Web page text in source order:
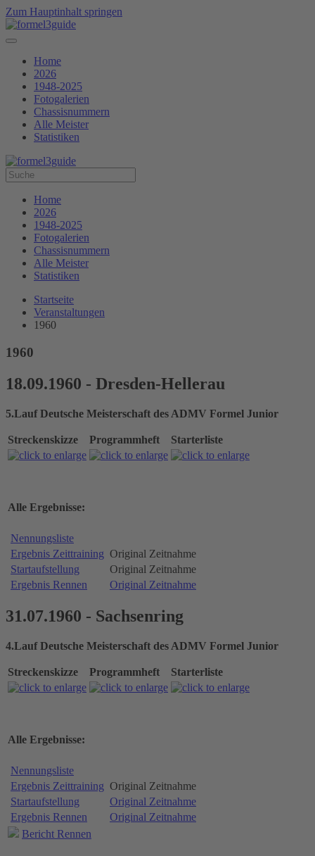
Zum Hauptinhalt springen
Home
2026
1948-2025
Fotogalerien
Chassisnummern
Alle Meister
Statistiken
Home
2026
1948-2025
Fotogalerien
Chassisnummern
Alle Meister
Statistiken
Startseite
Veranstaltungen
1960
1960
18.09.1960 - Dresden-Hellerau
5.Lauf Deutsche Meisterschaft des ADMV Formel Junior
Streckenskizze Programmheft Starterliste
Alle Ergebnisse:
Nennungsliste
Ergebnis Zeittraining Original Zeitnahme
Startaufstellung
Original Zeitnahme
Ergebnis Rennen
Original Zeitnahme
31.07.1960 - Sachsenring
4.Lauf Deutsche Meisterschaft des ADMV Formel Junior
Streckenskizze Programmheft Starterliste
Alle Ergebnisse:
Nennungsliste
Ergebnis Zeittraining Original Zeitnahme
Startaufstellung
Original Zeitnahme
Ergebnis Rennen
Original Zeitnahme
Bericht Rennen